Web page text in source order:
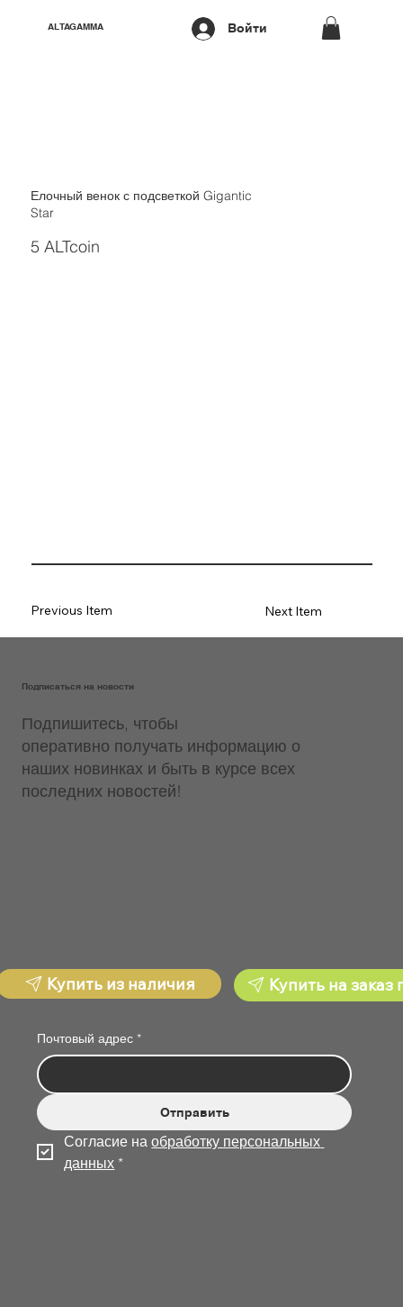
ALTAGAMMA Войти
Елочный венок с подсветкой Gigantic
Star
5 ALTcoin
Previous Item Next Item
Подписаться на новости
Подпишитесь, чтобы
оперативно получать информацию о
наших новинках и быть в курсе всех
последних новостей!
Почтовый адрес *
Отправить
Согласие на обработку персональных
данных *
Купить из наличия Купить на